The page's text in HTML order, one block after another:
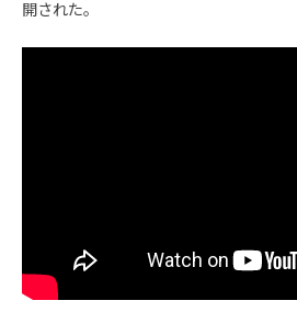
開された。